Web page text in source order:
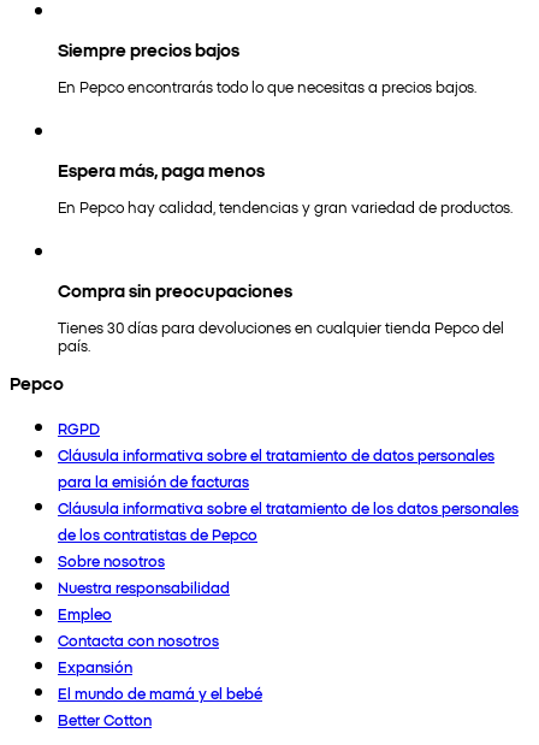
Siempre precios bajos
En Pepco encontrarás todo lo que necesitas a precios bajos.
Espera más, paga menos
En Pepco hay calidad, tendencias y gran variedad de productos.
Compra sin preocupaciones
Tienes 30 días para devoluciones en cualquier tienda Pepco del
país.
Pepco
RGPD
Cláusula informativa sobre el tratamiento de datos personales
para la emisión de facturas
Cláusula informativa sobre el tratamiento de los datos personales
de los contratistas de Pepco
Sobre nosotros
Nuestra responsabilidad
Empleo
Contacta con nosotros
Expansión
El mundo de mamá y el bebé
Better Cotton